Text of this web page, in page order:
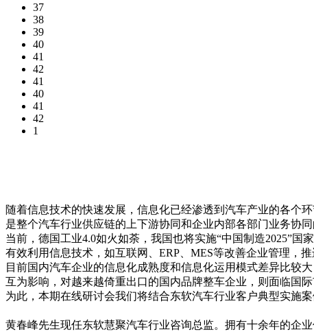
37
38
39
40
41
42
41
40
41
42
1
随着信息技术的快速发展，信息化已经渗透到汽车产业的各个
是整个汽车行业供应链的上下游协同和企业内部各部门业务协
当前，德国工业4.0如火如荼，我国也将实施“中国制造2025”
有效利用信息技术，如互联网、ERP、MES等改善企业管理，推
目前国内汽车企业的信息化成熟度和信息化运用模式差异比较
互为影响，对越来越倚重出口的国内品牌整车企业，则面临国
为此，本期在线研讨会我们将结合东软汽车行业客户典型实施
SAP
黄春峰先生现任东软慧聚汽车行业咨询总监。拥有十余年的企